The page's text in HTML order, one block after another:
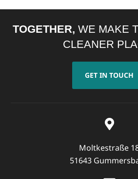
TOGETHER, WE MAKE
CLEANER
GET IN TOUCH
Moltkestraße
51643